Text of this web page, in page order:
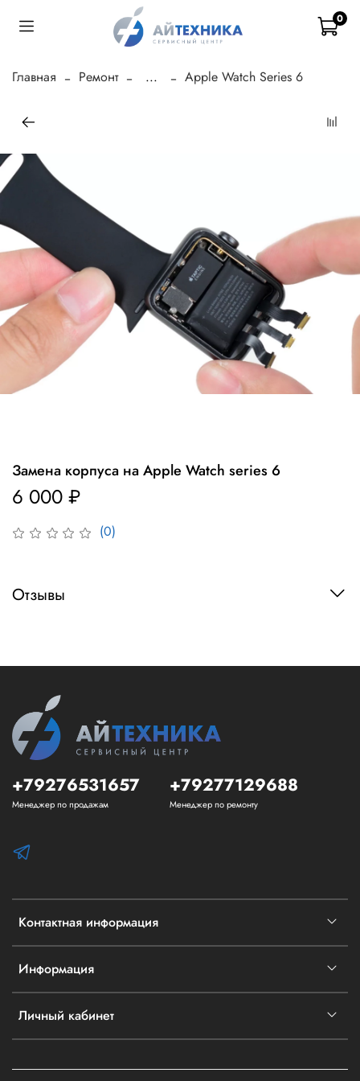
0
Главная Ремонт ... Apple Watch Series 6
(0)
Замена корпуса на Apple Watch series 6
6 000 ₽
Отзывы
Контактная информация
Информация
Личный кабинет
+79276531657
Менеджер по продажам
+79277129688
Менеджер по ремонту